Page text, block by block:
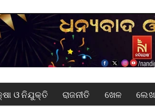
ଓ ନିଯୁକ୍ତି ରାଜନୀତି ଖେଳ